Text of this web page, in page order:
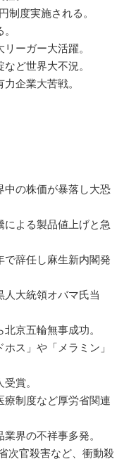
度実施される。
ーガー大活躍。
ど世界大不況。
企業大苦戦。
の株価が暴落し大恐
よる製品値上げと急
辞任し麻生新内閣発
大統領オバマ氏当
五輪無事成功。
」や「メラミン」
賞。
制度など厚労省関連
の不祥事多発。
官殺害など、衝動殺